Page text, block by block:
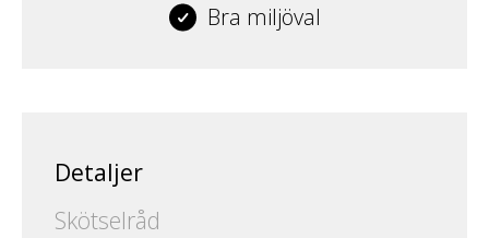
Bra miljöval
Detaljer
Skötselråd